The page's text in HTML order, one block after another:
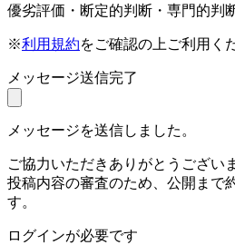
優劣評価・断定的判断・専門的判
※利用規約をご確認の上ご利用く
メッセージ送信完了
メッセージを送信しました。
ご協力いただきありがとうござい
投稿内容の審査のため、公開まで
す。
ログインが必要です